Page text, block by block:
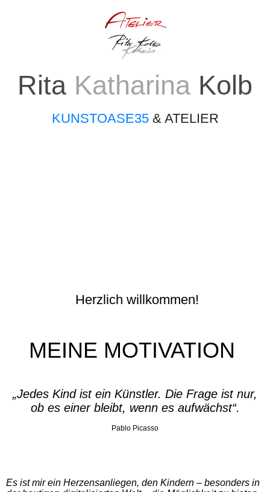
Rita Katharina Kolb
KUNSTOASE35& ATELIER
Herzlich willkommen!
MEINE MOTIVATION
„Jedes Kind ist ein Künstler. Die Frage ist nur,
ob es einer bleibt, wenn es aufwächst“.
Pablo Picasso
Es ist mir ein Herzensanliegen, den Kindern – besonders in